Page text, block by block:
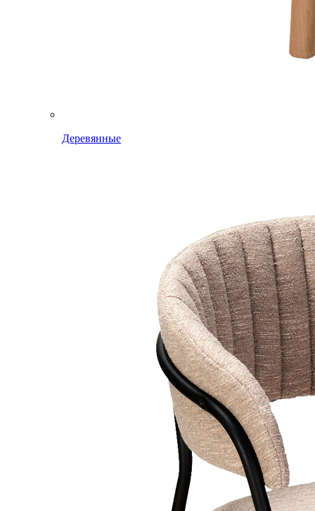
Деревянные